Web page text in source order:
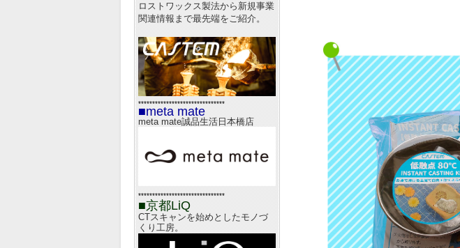
ロストワックス製法から新規事業
関連情報まで最先端をご紹介。
*******************************
■meta mate
meta mate誠品生活日本橋店
*******************************
■京都LiQ
CTスキャンを始めとしたモノづ
くり工房。